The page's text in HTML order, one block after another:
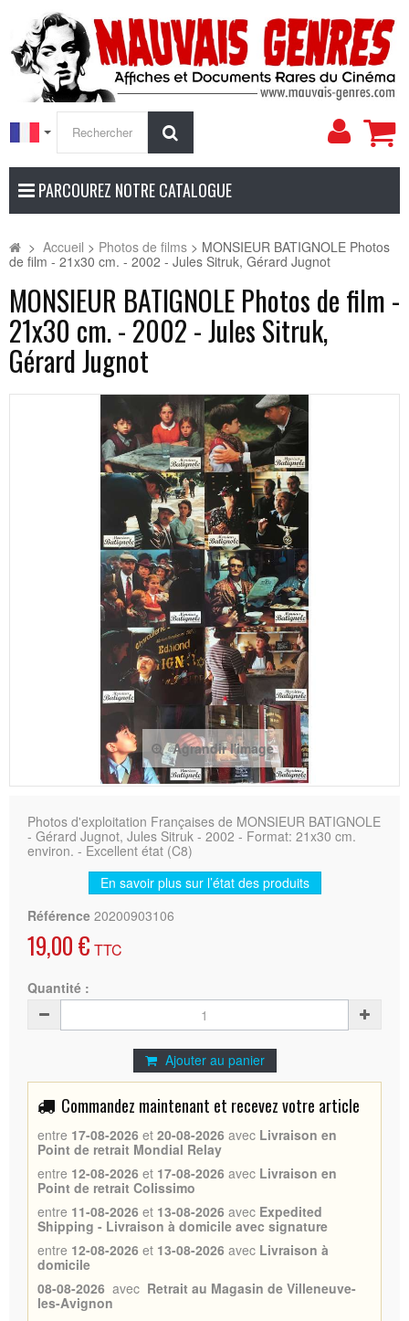
Mon
PARCOUREZ NOTRE CATALOGUE
> Accueil > Photos de films > MONSIEUR BATIGNOLE Photos
de film - 21x30 cm. - 2002 - Jules Sitruk, Gérard Jugnot
MONSIEUR BATIGNOLE Photos de film -
21x30 cm. - 2002 - Jules Sitruk,
Gérard Jugnot
Agrandir l'image
Photos d'exploitation Françaises de MONSIEUR BATIGNOLE
- Gérard Jugnot, Jules Sitruk - 2002 - Format: 21x30 cm.
environ. - Excellent état (C8)
En savoir plus sur l’état des produits
Référence 20200903106
19,00 € TTC
Quantité :
Ajouter au panier
Commandez maintenant et recevez votre article
entre 17-08-2026 et 20-08-2026 avec Livraison en
Point de retrait Mondial Relay
entre 12-08-2026 et 17-08-2026 avec Livraison en
Point de retrait Colissimo
entre 11-08-2026 et 13-08-2026 avec Expedited
Shipping - Livraison à domicile avec signature
entre 12-08-2026 et 13-08-2026 avec Livraison à
domicile
08-08-2026 avec Retrait au Magasin de Villeneuve-
les-Avignon